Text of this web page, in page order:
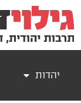
יהדות